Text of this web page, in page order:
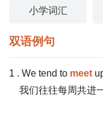
小学词汇
双语例句
1 . We tend to meet
我们往往每周共进